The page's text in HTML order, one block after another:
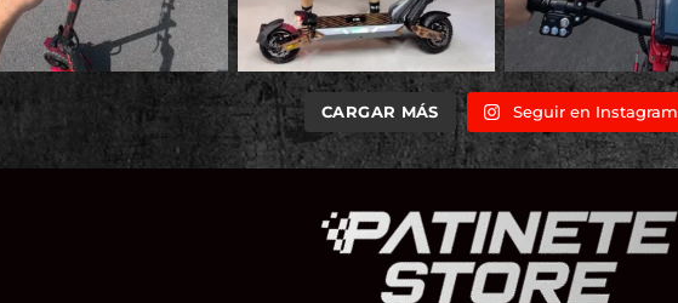
CARGAR MÁS Seguir en Instagram